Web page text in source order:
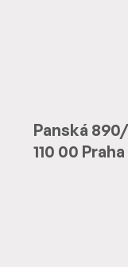
Panská
110 00 Praha